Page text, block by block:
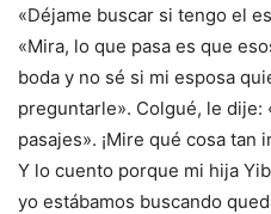
«Déjame buscar si tengo el
«Mira, lo que pasa es que
boda y no sé si mi esposa
preguntarle». Colgué, le dije:
pasajes». ¡Mire qué cosa tan
Y lo cuento porque mi hija
yo estábamos buscando